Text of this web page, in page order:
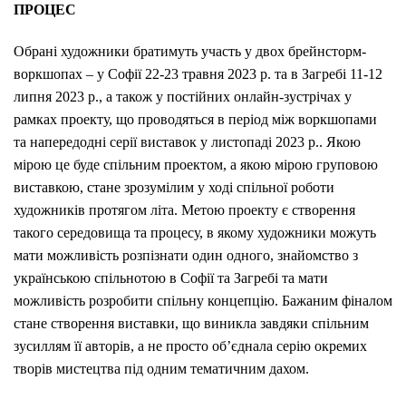
ПРОЦЕС
Обрані художники братимуть участь у двох брейнсторм-
воркшопах – у Софії 22-23 травня 2023 р. та в Загребі 11-12
липня 2023 р., а також у постійних онлайн-зустрічах у
рамках проекту, що проводяться в період між воркшопами
та напередодні серії виставок у листопаді 2023 р.. Якою
мірою це буде спільним проектом, а якою мірою груповою
виставкою, стане зрозумілим у ході спільної роботи
художників протягом літа. Метою проекту є створення
такого середовища та процесу, в якому художники можуть
мати можливість розпізнати один одного, знайомство з
українською спільнотою в Софії та Загребі та мати
можливість розробити спільну концепцію. Бажаним фіналом
стане створення виставки, що виникла завдяки спільним
зусиллям її авторів, а не просто об’єднала серію окремих
творів мистецтва під одним тематичним дахом.